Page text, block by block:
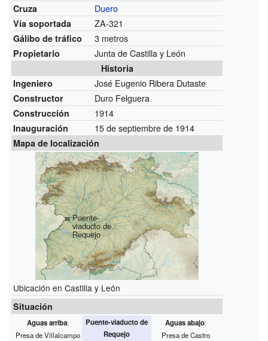
Cruza Duero
Vía soportada ZA-321
Gálibo de tráfico 3 metros
Propietario Junta de Castilla y León
Historia
Ingeniero
José Eugenio Ribera Dutaste
Constructor Duro Felguera
Construcción 1914
Inauguración 15 de septiembre de 1914
Mapa de localización
Puente-
viaducto de
Requejo
Ubicación en Castilla y León
Situación
Aguas arriba:
Presa de Villalcampo
Puente-viaducto de
Requejo
Aguas abajo:
Presa de Castro